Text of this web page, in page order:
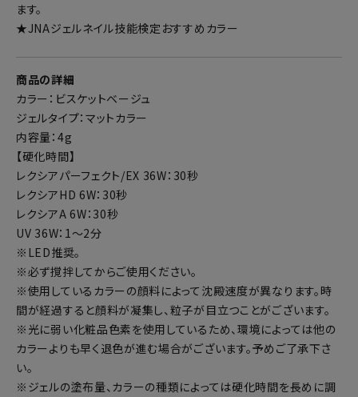
ます。
★JNAジェルネイル技能検定おすすめカラー
商品の詳細
カラー：ビスケットベージュ
ジェルタイプ：マットカラー
内容量：4g
【硬化時間】
レクシアパーフェクト/EX 36W：30秒
レクシアHD 6W：30秒
レクシアA 6W：30秒
UV 36W：1～2分
※LED推奨。
※必ず撹拌してからご使用ください。
※使用しているカラーの顔料によって沈殿速度が異なります。時
間が経過すると顔料が凝集し、粒子が目立つことがございます。
※光に弱い化粧品色素を使用しているため、環境によっては他の
カラーよりも早く退色が進む場合がございます。予めご了承下さ
い。
※ジェルの塗布量、カラーの種類によっては硬化時間を長めに調